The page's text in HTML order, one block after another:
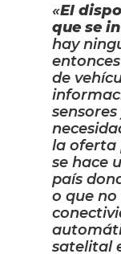
«El
que se
hay
de
la oferta
se hace
país
o que
satelital